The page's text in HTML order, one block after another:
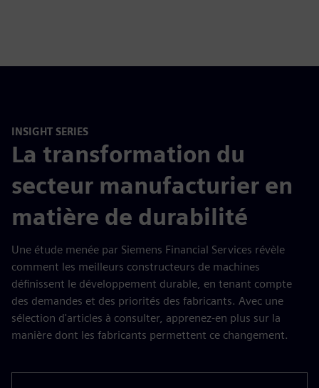
INSIGHT SERIES
La transformation du
secteur manufacturier en
matière de durabilité
Une étude menée par Siemens Financial Services révèle
comment les meilleurs constructeurs de machines
définissent le développement durable, en tenant compte
des demandes et des priorités des fabricants. Avec une
sélection d'articles à consulter, apprenez-en plus sur la
manière dont les fabricants permettent ce changement.